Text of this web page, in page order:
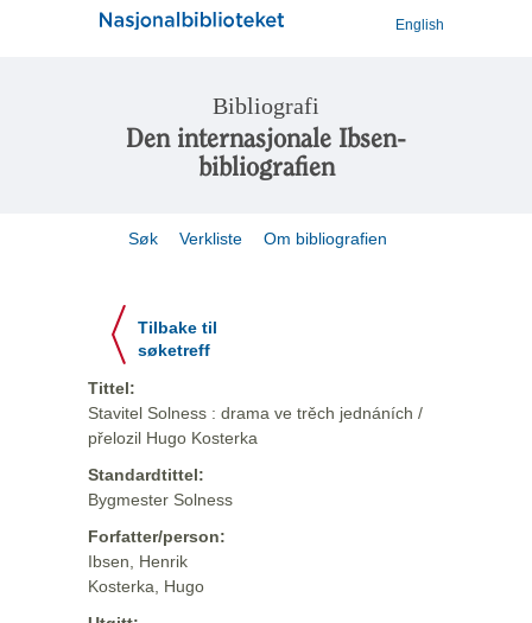
English
Bibliografi
Den internasjonale Ibsen-
bibliografien
Søk Verkliste Om bibliografien
Tilbake til
søketreff
Tittel:
Stavitel Solness : drama ve trěch jednáních /
přelozil Hugo Kosterka
Standardtittel:
Bygmester Solness
Forfatter/person:
Ibsen, Henrik
Kosterka, Hugo